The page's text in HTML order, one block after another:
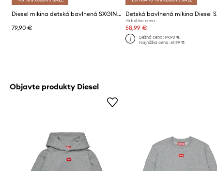
Diesel mikina detská bavlnená SXGIN OVER SWEAT-SHIRT
79,90 €
Aktuálna cena:
58,99 €
Bežná cena: 99,90 €
Najnižšia cena: 61,99 €
Objavte produkty Diesel